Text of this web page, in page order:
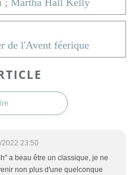
; Martha Hall Kelly
de l'Avent féerique
2022 23:50
a beau être un classique, je ne
non plus d'une quelconque